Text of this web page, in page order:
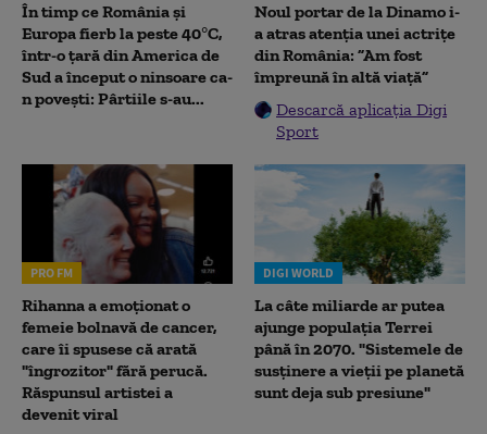
În timp ce România și
Europa fierb la peste 40°C,
într-o țară din America de
Sud a început o ninsoare ca-
n povești: Pârtiile s-au...
Noul portar de la Dinamo i-
a atras atenția unei actrițe
din România: ”Am fost
împreună în altă viață”
Descarcă aplicația Digi
Sport
PRO FM
Rihanna a emoționat o
femeie bolnavă de cancer,
care îi spusese că arată
"îngrozitor" fără perucă.
Răspunsul artistei a
devenit viral
DIGI WORLD
La câte miliarde ar putea
ajunge populația Terrei
până în 2070. "Sistemele de
susținere a vieții pe planetă
sunt deja sub presiune"